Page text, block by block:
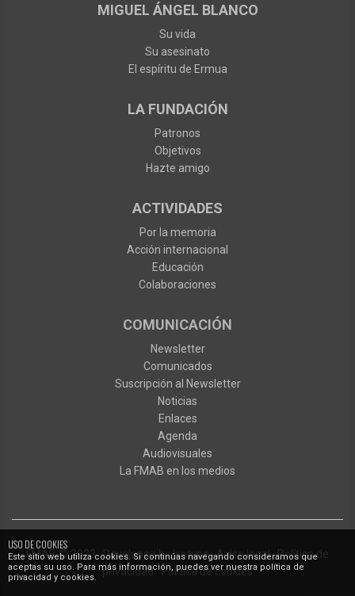
USO DE COOKIES
Este sitio web utiliza cookies. Si continúas navegando consideramos que
aceptas su uso. Para más información, puedes ver nuestra política de
privacidad y cookies.
MIGUEL ÁNGEL BLANCO
Su vida
Su asesinato
El espíritu de Ermua
LA FUNDACIÓN
Patronos
Objetivos
Hazte amigo
ACTIVIDADES
Por la memoria
Acción internacional
Educación
Colaboraciones
COMUNICACIÓN
Newsletter
Comunicados
Suscripción al Newsletter
Noticias
Enlaces
Agenda
Audiovisuales
La FMAB en los medios
FMAB© 2023·Developed byIxotype·Aviso legal·Política de
privacidad·Política de cookies